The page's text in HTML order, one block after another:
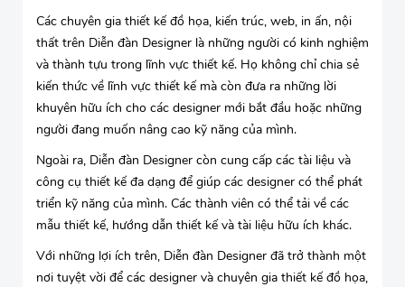
Các chuyên gia thiết kế đồ họa, kiến trúc, web, in ấn, nội
thất trên Diễn đàn Designer là những người có kinh nghiệm
và thành tựu trong lĩnh vực thiết kế. Họ không chỉ chia sẻ
kiến thức về lĩnh vực thiết kế mà còn đưa ra những lời
khuyên hữu ích cho các designer mới bắt đầu hoặc những
người đang muốn nâng cao kỹ năng của mình.
Ngoài ra, Diễn đàn Designer còn cung cấp các tài liệu và
công cụ thiết kế đa dạng để giúp các designer có thể phát
triển kỹ năng của mình. Các thành viên có thể tải về các
mẫu thiết kế, hướng dẫn thiết kế và tài liệu hữu ích khác.
Với những lợi ích trên, Diễn đàn Designer đã trở thành một
nơi tuyệt vời để các designer và chuyên gia thiết kế đồ họa,